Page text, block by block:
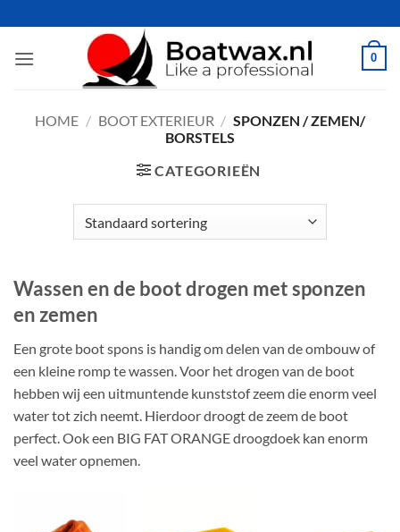
naar
inhoud
0
HOME / BOOT EXTERIEUR / SPONZEN / ZEMEN/
BORSTELS
CATEGORIEËN
Wassen en de boot drogen met sponzen
en zemen
Een grote boot spons is handig om delen van de ombouw of
een kleine romp te wassen. Voor het drogen van de boot
hebben wij een uitmuntende kunststof zeem die enorm veel
water tot zich neemt. Hierdoor droogt de zeem de boot
perfect. Ook een BIG FAT ORANGE droogdoek kan enorm
veel water opnemen.